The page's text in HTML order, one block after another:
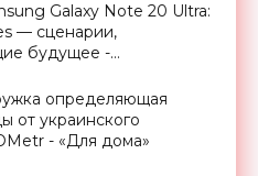
Galaxy Note 20 Ultra:
— сценарии,
будущее -
определяющая
от украинского
- «Для дома»